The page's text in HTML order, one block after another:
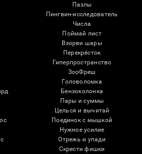
Пазлы
Пингвин-исследователь
Числа
Поймай лист
Взорви шары
Перекрёсток
Гиперпространство
ЗооФреш
Головоломка
Бензоколонка
Пары и суммы
Целься и вычитай
Поединок с мышкой
Нужное усилие
Отрежь и упади
Скрести фишки